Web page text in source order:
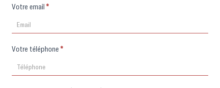
Votre email *
Votre téléphone *